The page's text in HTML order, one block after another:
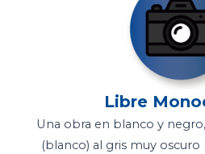
Libre
Una obra en blanco y
(blanco) al gris muy oscuro